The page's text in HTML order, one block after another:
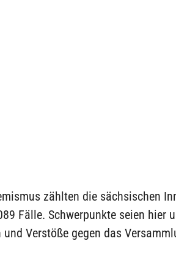
zählten die sächsischen
Fälle. Schwerpunkte seien hier
Verstöße gegen das